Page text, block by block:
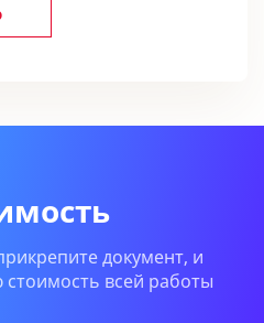
документ, и
всей работы